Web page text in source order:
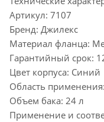
Артикул: 7107
Бренд: Джилекс
Материал фланца:
Гарантийный срок:
Цвет корпуса: Синий
Область
Объем бака: 24 л
Применение и